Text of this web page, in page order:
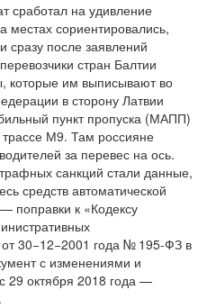
сработал на удивление
местах сориентировались,
сразу после заявлений
стран Балтии
которые им выписывают во
в сторону Латвии
пункт пропуска (МАПП)
М9. Там россияне
за перевес на ось.
санкций стали данные,
средств автоматической
поправки к «Кодексу
30−12−2001 года № 195-ФЗ в
с изменениями и
29 октября 2018 года —